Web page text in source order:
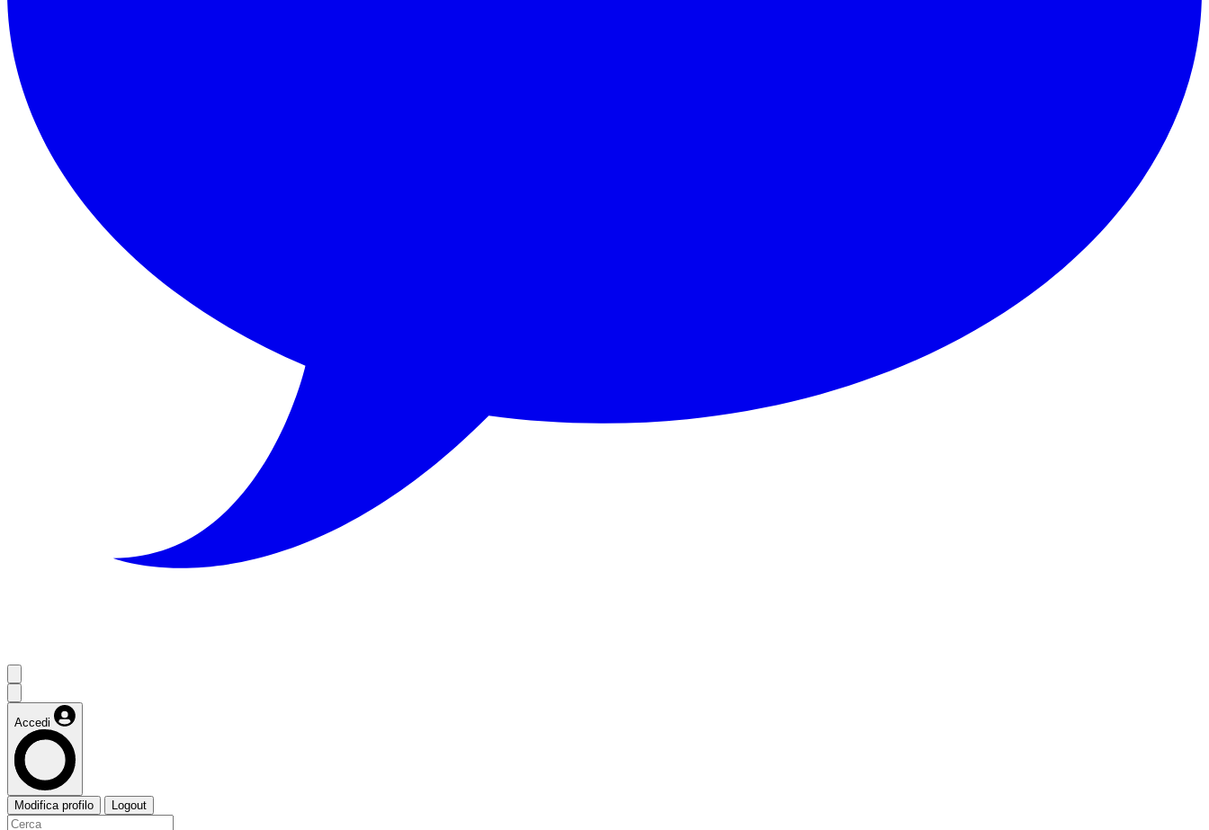
Accedi
Modifica profilo Logout